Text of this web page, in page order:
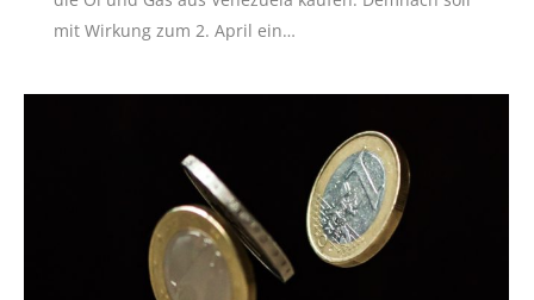
mit Wirkung zum 2. April ein…